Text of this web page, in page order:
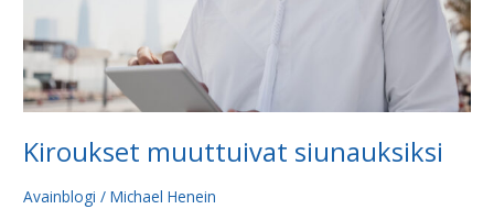
Kiroukset muuttuivat siunauksiksi
Avainblogi /Michael Henein